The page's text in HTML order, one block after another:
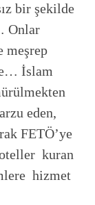
bir şekilde
Onlar
meşrep
İslam
eden,
FETÖ’ye
kuran
hizmet